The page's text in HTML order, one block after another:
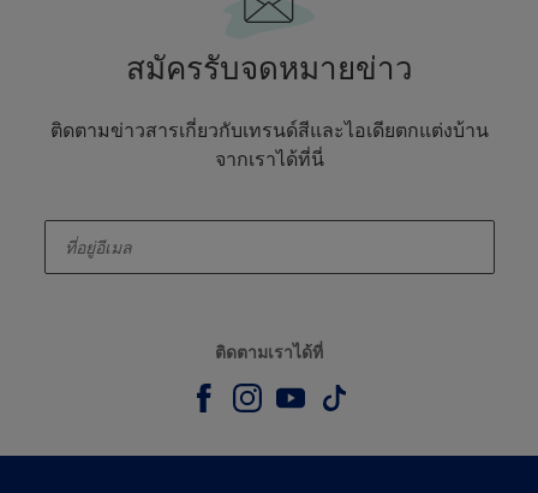
สมัครรับจดหมายข่าว
ติดตามข่าวสารเกี่ยวกับเทรนด์สีและไอเดียตกแต่งบ้าน
จากเราได้ที่นี่
ติดตามเราได้ที่